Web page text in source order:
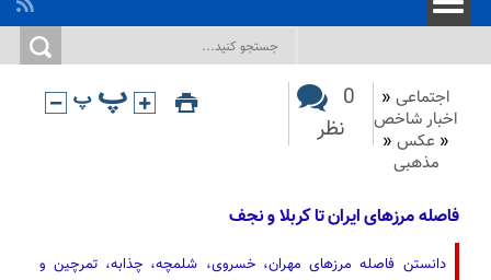
اجتماعی «
اخبار شاخص
« عکس «
مذهبی
0
نظر
فاصله مرزهای ایران تا کربلا و نجف
دانستن فاصله مرزهای مهران، خسروی، شلمچه، چذابه، تمرچین و